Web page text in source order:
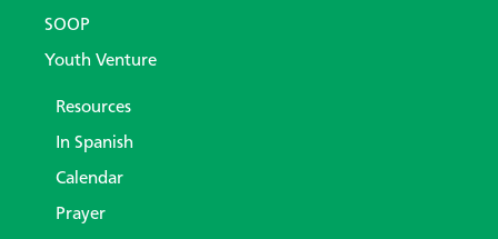
SOOP
Youth Venture
Resources
In Spanish
Calendar
Prayer